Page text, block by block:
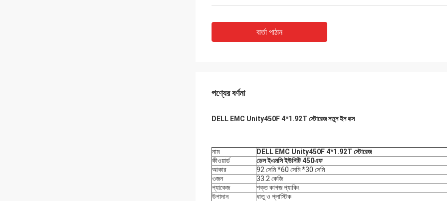
বার্তা পাঠান
পণ্যের বর্ণনা
DELL EMC Unity450F 4*1.92T স্টোরেজ নতুন ইন বক্স
নাম
DELL EMC Unity450F 4*1.92T স্টোরেজ
কীওয়ার্ড
ডেল ইএমসি ইউনিটি 450এফ
আকার
92 সেমি *60 সেমি *30 সেমি
ওজন
33.2 কেজি
প্যাকেজ
শক্ত কাগজ প্যাকিং
উপাদান
ধাতু ও প্লাস্টিক